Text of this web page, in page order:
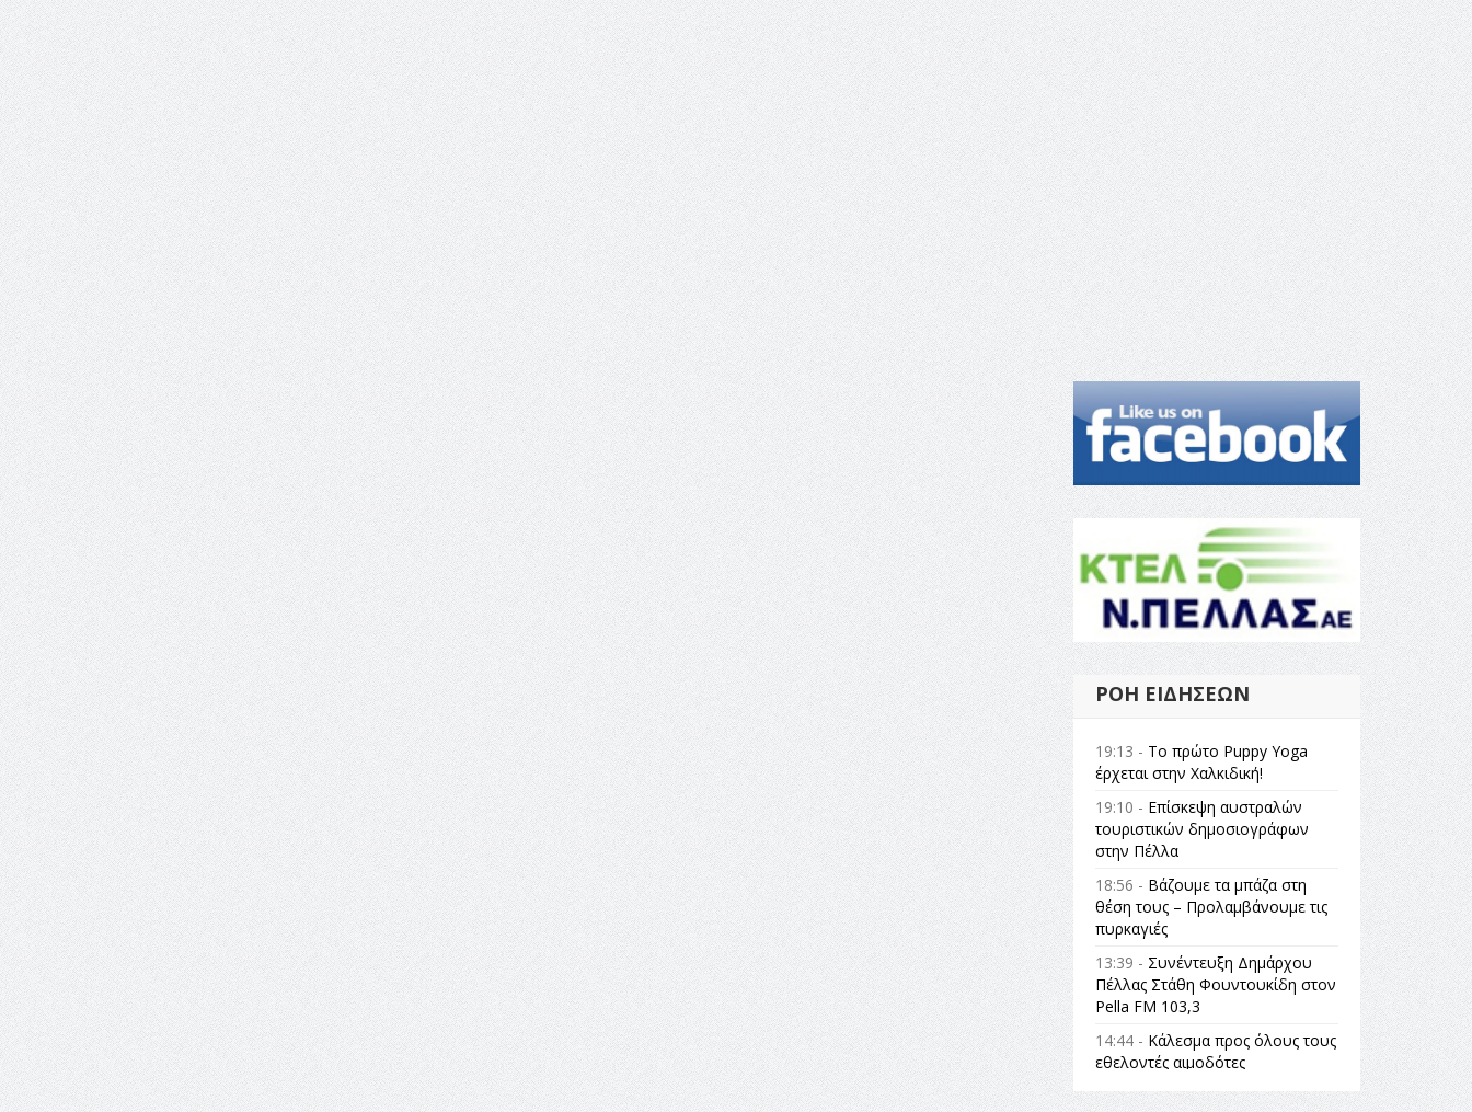
ΡΟΉ ΕΙΔΉΣΕΩΝ
19:13 - Το πρώτο Puppy Yoga
έρχεται στην Χαλκιδική!
19:10 - Επίσκεψη αυστραλών
τουριστικών δημοσιογράφων
στην Πέλλα
18:56 - Βάζουμε τα μπάζα στη
θέση τους – Προλαμβάνουμε τις
πυρκαγιές
13:39 - Συνέντευξη Δημάρχου
Πέλλας Στάθη Φουντουκίδη στον
Pella FM 103,3
14:44 - Κάλεσμα προς όλους τους
εθελοντές αιμοδότες
14:23 -Όλη η Ελλάδα ένας